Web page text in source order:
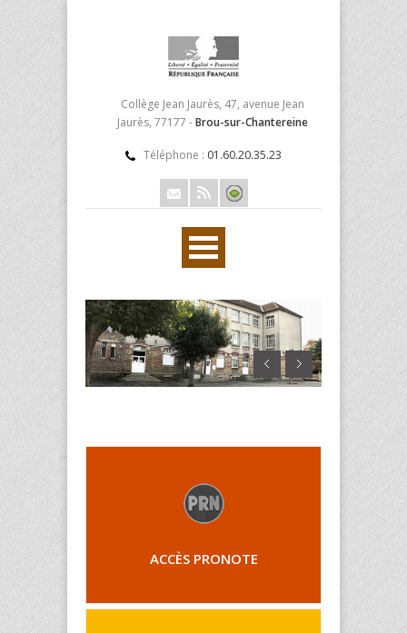
Collège Jean Jaurès, 47, avenue Jean
Jaurès, 77177 -Brou-sur-Chantereine
Téléphone : 01.60.20.35.23
ACCÈS PRONOTE